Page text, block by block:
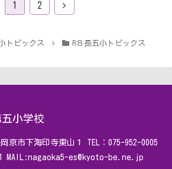
1 2
トピックス R８長五小トピックス
小学校
京市下海印寺東山１ TEL：075-952-0005
MAIL:nagaoka5-es@kyoto-be.ne.jp